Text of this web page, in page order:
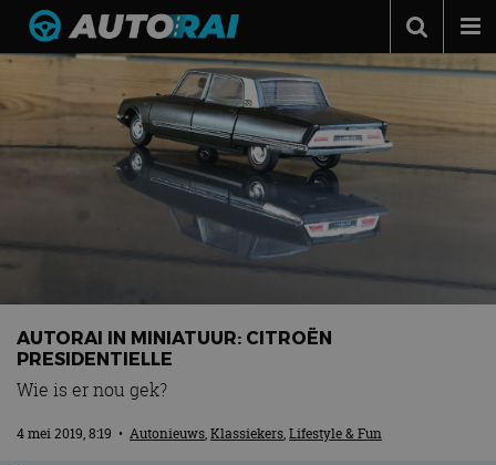
Podcast
Autotests
Adverteren
MotorRAI.nl
AUTORAI IN MINIATUUR: CITROËN
PRESIDENTIELLE
Wie is er nou gek?
4 mei 2019, 8:19 • Autonieuws,Klassiekers,Lifestyle & Fun